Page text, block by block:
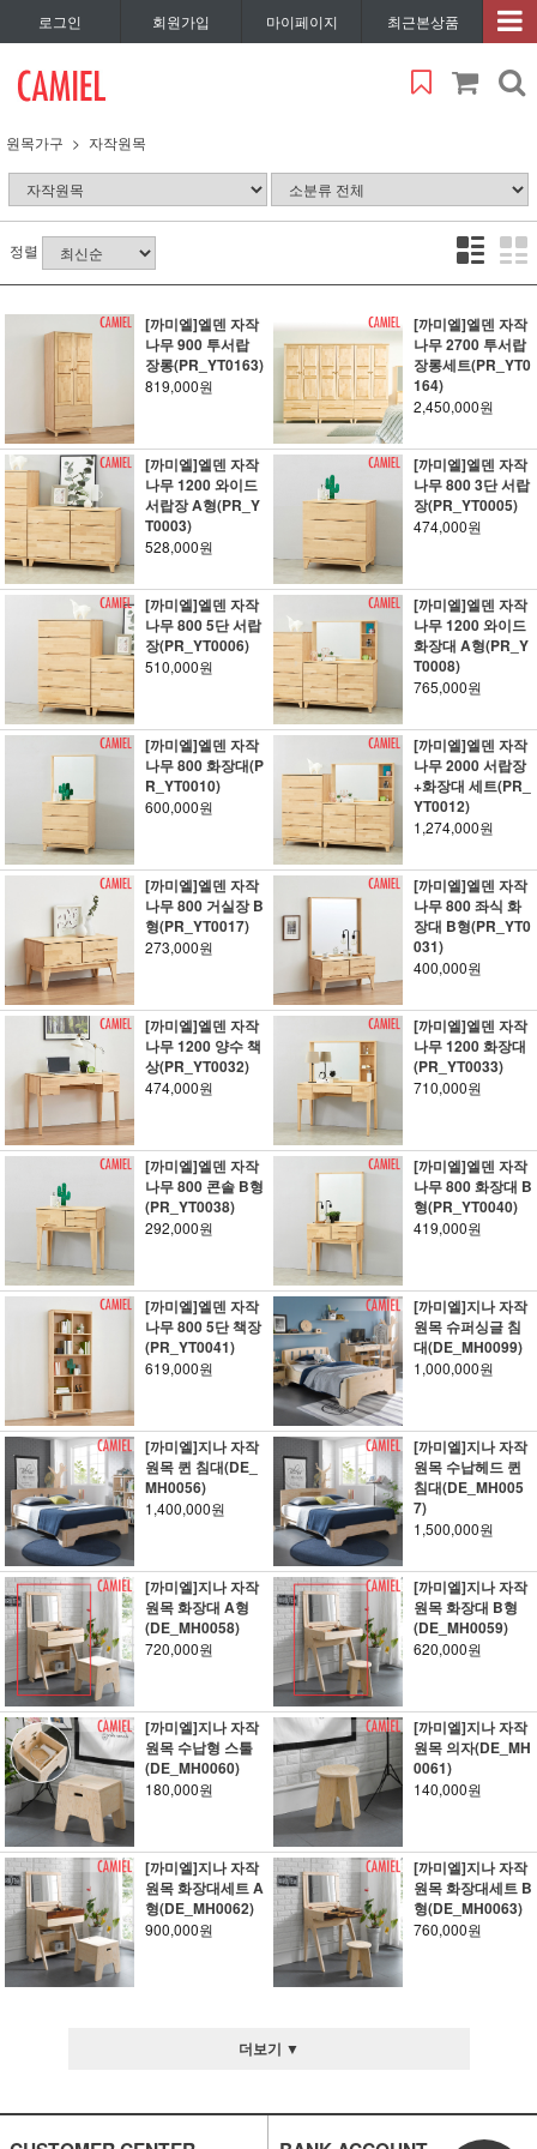
로그인 회원가입 마이페이지 최근본상품
원목가구 자작원목
정렬
[까미엘]엘덴 자작
나무 900 투서랍
장롱(PR_YT0163)
819,000원
[까미엘]엘덴 자작
나무 2700 투서랍
장롱세트(PR_YT0
164)
2,450,000원
[까미엘]엘덴 자작
나무 1200 와이드
서랍장 A형(PR_Y
T0003)
528,000원
[까미엘]엘덴 자작
나무 800 3단 서랍
장(PR_YT0005)
474,000원
[까미엘]엘덴 자작
나무 800 5단 서랍
장(PR_YT0006)
510,000원
[까미엘]엘덴 자작
나무 1200 와이드
화장대 A형(PR_Y
T0008)
765,000원
[까미엘]엘덴 자작
나무 800 화장대(P
R_YT0010)
600,000원
[까미엘]엘덴 자작
나무 2000 서랍장
+화장대 세트(PR_
YT0012)
1,274,000원
[까미엘]엘덴 자작
나무 800 거실장 B
형(PR_YT0017)
273,000원
[까미엘]엘덴 자작
나무 800 좌식 화
장대 B형(PR_YT0
031)
400,000원
[까미엘]엘덴 자작
나무 1200 양수 책
상(PR_YT0032)
474,000원
[까미엘]엘덴 자작
나무 1200 화장대
(PR_YT0033)
710,000원
[까미엘]엘덴 자작
나무 800 콘솔 B형
(PR_YT0038)
292,000원
[까미엘]엘덴 자작
나무 800 화장대 B
형(PR_YT0040)
419,000원
[까미엘]엘덴 자작
나무 800 5단 책장
(PR_YT0041)
619,000원
[까미엘]지나 자작
원목 슈퍼싱글 침
대(DE_MH0099)
1,000,000원
[까미엘]지나 자작
원목 퀸 침대(DE_
MH0056)
1,400,000원
[까미엘]지나 자작
원목 수납헤드 퀸
침대(DE_MH005
7)
1,500,000원
[까미엘]지나 자작
원목 화장대 A형
(DE_MH0058)
720,000원
[까미엘]지나 자작
원목 화장대 B형
(DE_MH0059)
620,000원
[까미엘]지나 자작
원목 수납형 스툴
(DE_MH0060)
180,000원
[까미엘]지나 자작
원목 의자(DE_MH
0061)
140,000원
[까미엘]지나 자작
원목 화장대세트 A
형(DE_MH0062)
900,000원
[까미엘]지나 자작
원목 화장대세트 B
형(DE_MH0063)
760,000원
더보기 ▼